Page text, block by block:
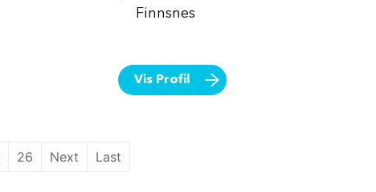
Finnsnes
Vis Profil
26 Next Last